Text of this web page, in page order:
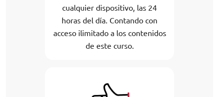
cualquier dispositivo, las 24
horas del día. Contando con
acceso ilimitado a los contenidos
de este curso.